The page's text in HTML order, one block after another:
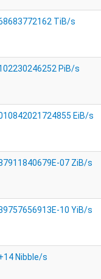
TiB/s
PiB/s
EiB/s
07 ZiB/s
10 YiB/s
Nibble/s